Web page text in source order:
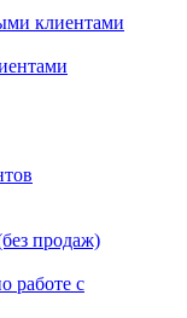
клиентами
продаж)
работе с